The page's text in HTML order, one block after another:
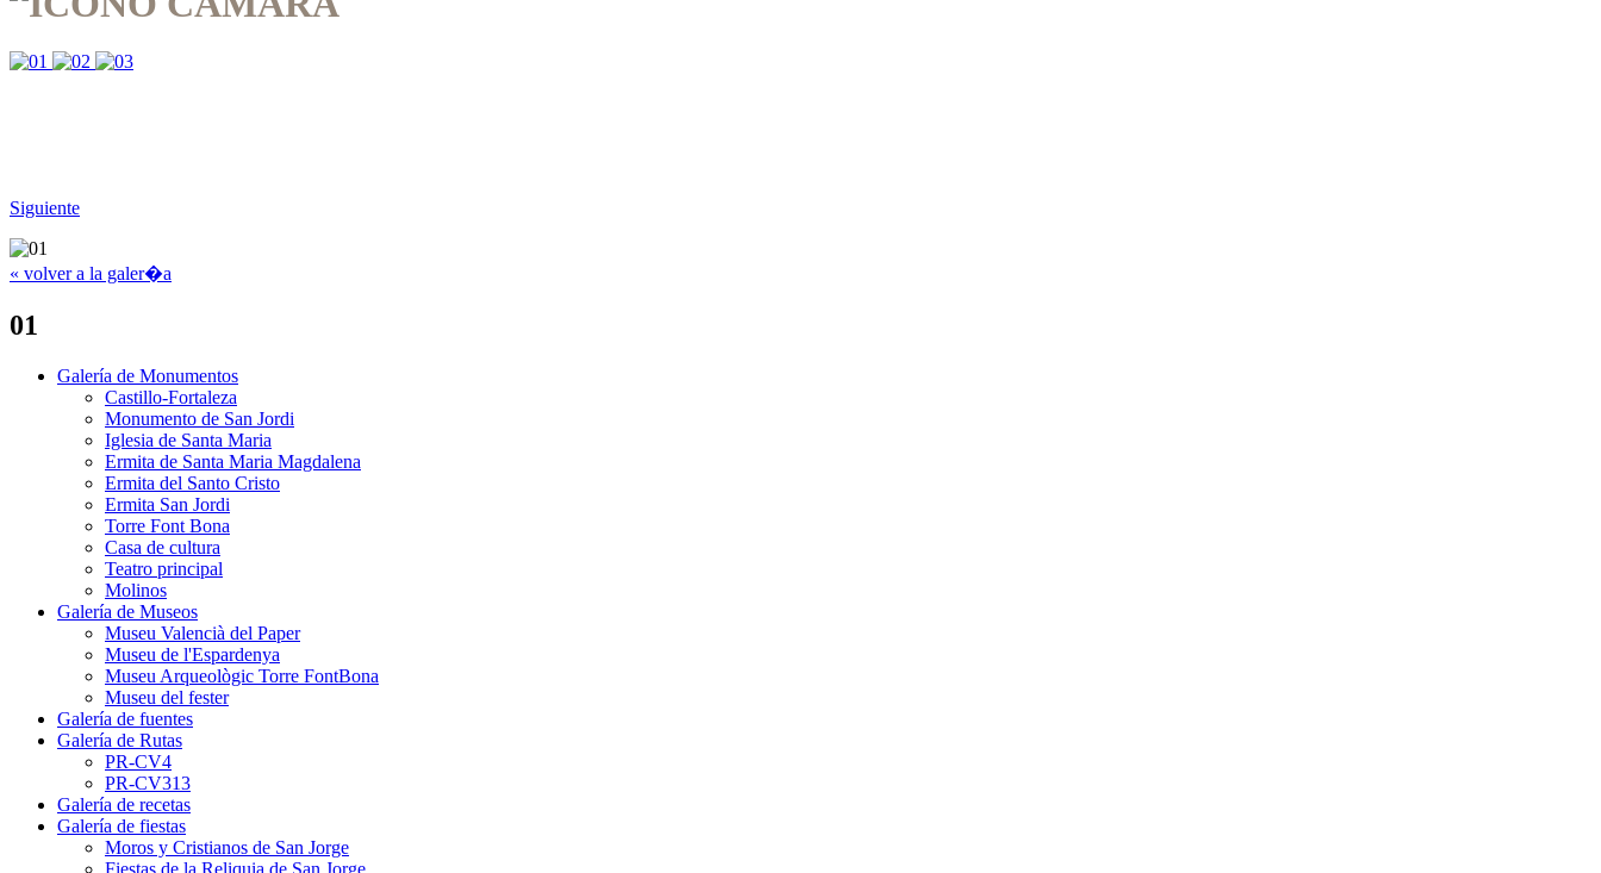
Siguiente
« volver a la galer�a
01
Galería de Monumentos
Castillo-Fortaleza
Monumento de San Jordi
Iglesia de Santa Maria
Ermita de Santa Maria Magdalena
Ermita del Santo Cristo
Ermita San Jordi
Torre Font Bona
Casa de cultura
Teatro principal
Molinos
Galería de Museos
Museu Valencià del Paper
Museu de l'Espardenya
Museu Arqueològic Torre FontBona
Museu del fester
Galería de fuentes
Galería de Rutas
PR-CV4
PR-CV313
Galería de recetas
Galería de fiestas
Moros y Cristianos de San Jorge